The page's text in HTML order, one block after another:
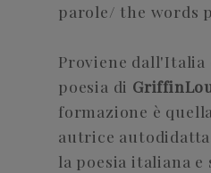
parole/ the words
Proviene dall'Italia
poesia di
formazione è
autrice
la poesia italiana